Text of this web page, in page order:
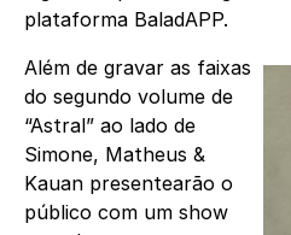
plataforma BaladAPP.
Além de gravar as faixas
do segundo volume de
“Astral” ao lado de
Simone, Matheus &
Kauan presentearão o
público com um show